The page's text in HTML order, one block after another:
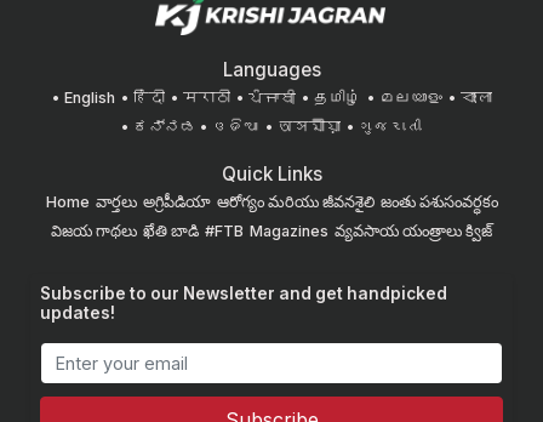
Languages
English हिंदी मराठी ਪੰਜਾਬੀ தமிழ் മലയാളം
বাংলা
ಕನ್ನಡ
ଓଡିଆ অসমীয়া ગુજરાતી
Quick Links
Home వార్తలు అగ్రిపీడియా ఆరోగ్యం మరియు జీవనశైలి జంతు పశుసంవర్ధకం
విజయ గాథలు ఖేతి బాడి #FTB Magazines వ్యవసాయ యంత్రాలు క్విజ్
Subscribe to our Newsletter and get handpicked
updates!